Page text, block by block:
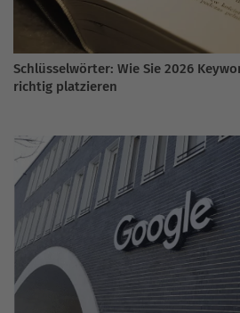
Schlüsselwörter: Wie Sie 2026
richtig platzieren